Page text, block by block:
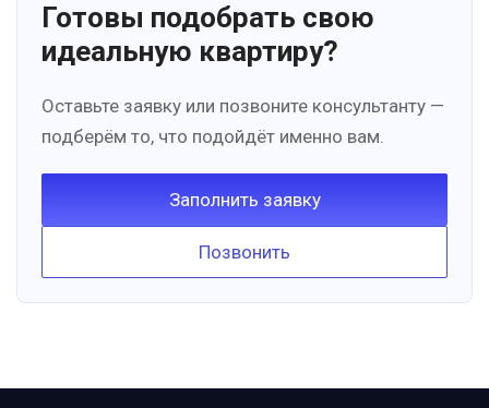
Готовы подобрать свою
идеальную квартиру?
Оставьте заявку или позвоните консультанту —
подберём то, что подойдёт именно вам.
Заполнить заявку
Позвонить